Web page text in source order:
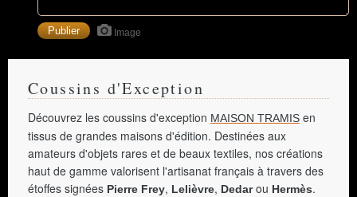
Image
Coussins d'Exception
Découvrez les coussins d'exception MAISON TRAMIS en
tissus de grandes maisons d'édition. Destinées aux
amateurs d'objets rares et de beaux textiles, nos créations
haut de gamme valorisent l'artisanat français à travers des
étoffes signées Pierre Frey, Lelièvre, Dedarou Hermès.